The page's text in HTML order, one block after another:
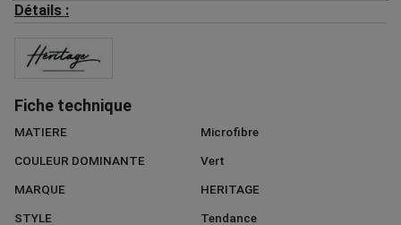
Détails :
Fiche technique
MATIERE
Microfibre
COULEUR DOMINANTE
Vert
MARQUE
HERITAGE
STYLE
Tendance